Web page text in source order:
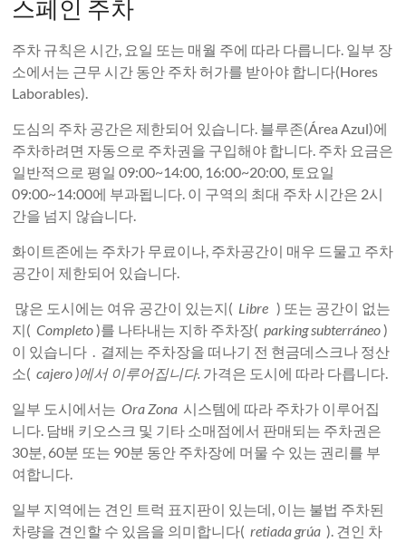
스페인 주차
주차 규칙은 시간, 요일 또는 매월 주에 따라 다릅니다. 일부 장
소에서는 근무 시간 동안 주차 허가를 받아야 합니다(Hores
Laborables).
도심의 주차 공간은 제한되어 있습니다. 블루존(Área Azul)에
주차하려면 자동으로 주차권을 구입해야 합니다. 주차 요금은
일반적으로 평일 09:00~14:00, 16:00~20:00, 토요일
09:00~14:00에 부과됩니다. 이 구역의 최대 주차 시간은 2시
간을 넘지 않습니다.
화이트존에는 주차가 무료이나, 주차공간이 매우 드물고 주차
공간이 제한되어 있습니다.
많은 도시에는 여유 공간이 있는지( Libre ) 또는 공간이 없는
지(Completo)를 나타내는 지하 주차장( parking subterráneo)
이 있습니다 . 결제는 주차장을 떠나기 전 현금데스크나 정산
소(cajero )에서 이루어집니다. 가격은 도시에 따라 다릅니다.
일부 도시에서는Ora Zona 시스템에 따라 주차가 이루어집
니다. 담배 키오스크 및 기타 소매점에서 판매되는 주차권은
30분, 60분 또는 90분 동안 주차장에 머물 수 있는 권리를 부
여합니다.
일부 지역에는 견인 트럭 표지판이 있는데, 이는 불법 주차된
차량을 견인할 수 있음을 의미합니다( retiada grúa ). 견인 차